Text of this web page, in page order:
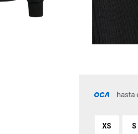
hasta
XS S